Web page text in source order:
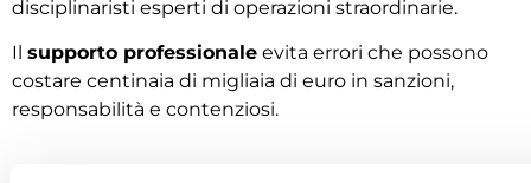
disciplinaristi esperti di operazioni straordinarie.
Il supporto professionale evita errori che possono
costare centinaia di migliaia di euro in sanzioni,
responsabilità e contenziosi.